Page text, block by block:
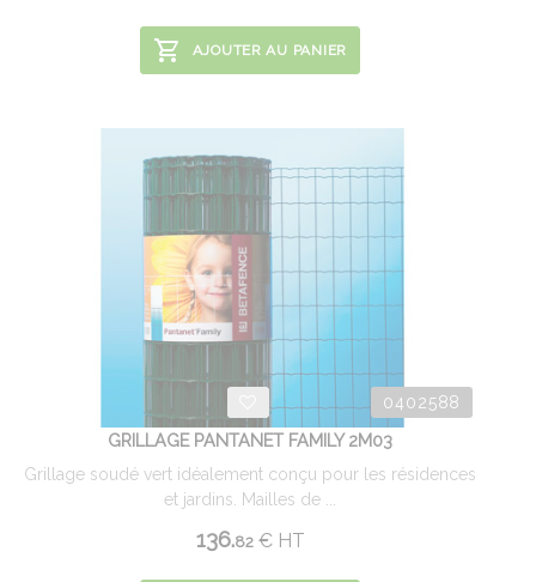
AJOUTER AU PANIER
0402588
GRILLAGE PANTANET FAMILY 2M03
Grillage soudé vert idéalement conçu pour les résidences
et jardins. Mailles de ...
136.82 €HT